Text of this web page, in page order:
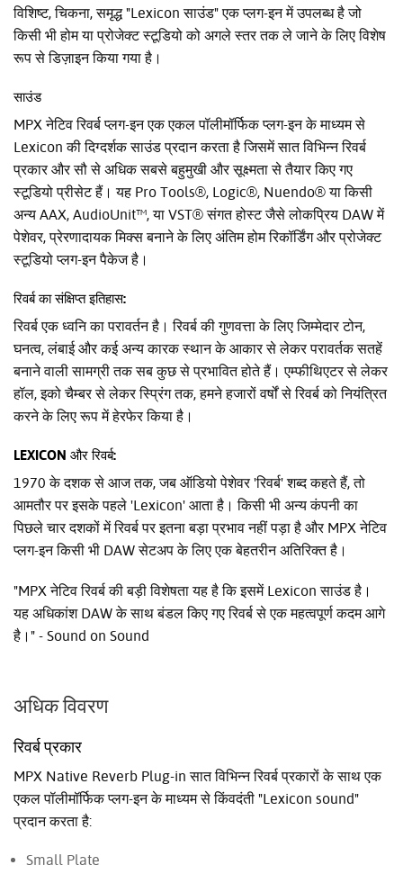
विशिष्ट, चिकना, समृद्ध "Lexicon साउंड" एक प्लग-इन में उपलब्ध है जो
किसी भी होम या प्रोजेक्ट स्टूडियो को अगले स्तर तक ले जाने के लिए विशेष
रूप से डिज़ाइन किया गया है।
साउंड
MPX नेटिव रिवर्ब प्लग-इन एक एकल पॉलीमॉर्फिक प्लग-इन के माध्यम से
Lexicon की दिग्दर्शक साउंड प्रदान करता है जिसमें सात विभिन्न रिवर्ब
प्रकार और सौ से अधिक सबसे बहुमुखी और सूक्ष्मता से तैयार किए गए
स्टूडियो प्रीसेट हैं। यह Pro Tools®, Logic®, Nuendo® या किसी
अन्य AAX, AudioUnit™, या VST® संगत होस्ट जैसे लोकप्रिय DAW में
पेशेवर, प्रेरणादायक मिक्स बनाने के लिए अंतिम होम रिकॉर्डिंग और प्रोजेक्ट
स्टूडियो प्लग-इन पैकेज है।
रिवर्ब का संक्षिप्त इतिहास:
रिवर्ब एक ध्वनि का परावर्तन है। रिवर्ब की गुणवत्ता के लिए जिम्मेदार टोन,
घनत्व, लंबाई और कई अन्य कारक स्थान के आकार से लेकर परावर्तक सतहें
बनाने वाली सामग्री तक सब कुछ से प्रभावित होते हैं। एम्फीथिएटर से लेकर
हॉल, इको चैम्बर से लेकर स्प्रिंग तक, हमने हजारों वर्षों से रिवर्ब को नियंत्रित
करने के लिए रूप में हेरफेर किया है।
LEXICON और रिवर्ब:
1970 के दशक से आज तक, जब ऑडियो पेशेवर 'रिवर्ब' शब्द कहते हैं, तो
आमतौर पर इसके पहले 'Lexicon' आता है। किसी भी अन्य कंपनी का
पिछले चार दशकों में रिवर्ब पर इतना बड़ा प्रभाव नहीं पड़ा है और MPX नेटिव
प्लग-इन किसी भी DAW सेटअप के लिए एक बेहतरीन अतिरिक्त है।
"MPX नेटिव रिवर्ब की बड़ी विशेषता यह है कि इसमें Lexicon साउंड है।
यह अधिकांश DAW के साथ बंडल किए गए रिवर्ब से एक महत्वपूर्ण कदम आगे
है।" - Sound on Sound
अधिक विवरण
रिवर्ब प्रकार
MPX Native Reverb Plug-in सात विभिन्न रिवर्ब प्रकारों के साथ एक
एकल पॉलीमॉर्फिक प्लग-इन के माध्यम से किंवदंती "Lexicon sound"
प्रदान करता है:
Small Plate